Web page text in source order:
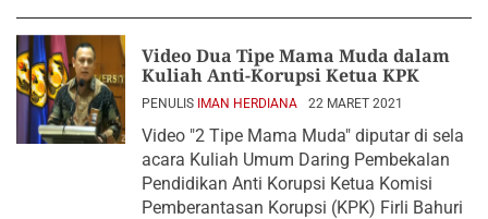
Video Dua Tipe Mama Muda dalam
Kuliah Anti-Korupsi Ketua KPK
PENULIS IMAN HERDIANA 22 MARET 2021
Video "2 Tipe Mama Muda" diputar di sela
acara Kuliah Umum Daring Pembekalan
Pendidikan Anti Korupsi Ketua Komisi
Pemberantasan Korupsi (KPK) Firli Bahuri